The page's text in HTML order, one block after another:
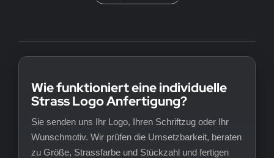
Wie funktioniert eine individuelle
Strass Logo Anfertigung?
Sie senden uns Ihr Logo, Ihren Schriftzug oder Ihr
Wunschmotiv. Wir prüfen die Umsetzbarkeit, beraten
zu Größe, Strassfarbe und Stückzahl und fertigen